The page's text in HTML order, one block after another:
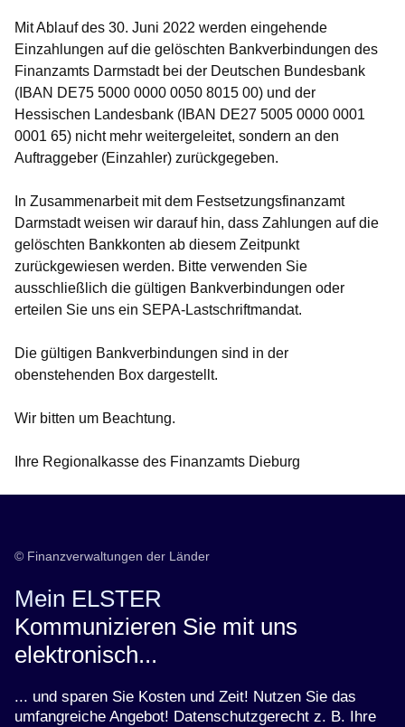
Mit Ablauf des 30. Juni 2022 werden eingehende
Einzahlungen auf die gelöschten Bankverbindungen des
Finanzamts Darmstadt bei der Deutschen Bundesbank
(IBAN DE75 5000 0000 0050 8015 00) und der
Hessischen Landesbank (IBAN DE27 5005 0000 0001
0001 65) nicht mehr weitergeleitet, sondern an den
Auftraggeber (Einzahler) zurückgegeben.
In Zusammenarbeit mit dem Festsetzungsfinanzamt
Darmstadt weisen wir darauf hin, dass Zahlungen auf die
gelöschten Bankkonten ab diesem Zeitpunkt
zurückgewiesen werden. Bitte verwenden Sie
ausschließlich die gültigen Bankverbindungen oder
erteilen Sie uns ein SEPA-Lastschriftmandat.
Die gültigen Bankverbindungen sind in der
obenstehenden Box dargestellt.
Wir bitten um Beachtung.
Ihre Regionalkasse des Finanzamts Dieburg
© Finanzverwaltungen der Länder
Mein ELSTER
Kommunizieren Sie mit uns
elektronisch...
... und sparen Sie Kosten und Zeit! Nutzen Sie das
umfangreiche Angebot! Datenschutzgerecht z. B. Ihre